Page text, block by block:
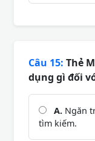
Câu 15: Thẻ
dụng gì đối
A. Ngăn
tìm kiếm.